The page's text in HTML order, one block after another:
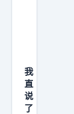
闯
已
经
我
直
说
了